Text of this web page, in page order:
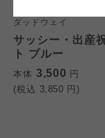
ダッドウェイ
サッシー・出産
ト ブルー
本体 3,500 円
(税込 3,850 円)